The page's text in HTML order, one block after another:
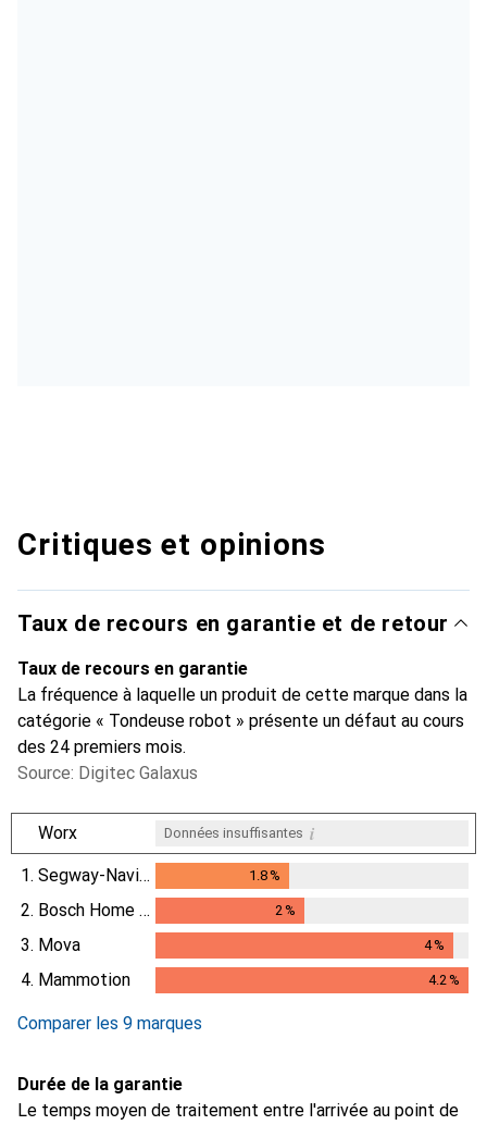
Critiques et opinions
Taux de recours en garantie et de retour
Taux de recours en garantie
La fréquence à laquelle un produit de cette marque dans la
catégorie « Tondeuse robot » présente un défaut au cours
des 24 premiers mois.
Source: Digitec Galaxus
Worx Données insuffisantes i
1. Segway-Navimow 1.8%
2. Bosch Home & Garden 2%
3. Mova 4%
4%
4. Mammotion 4.2%
Comparer les 9 marques
Durée de la garantie
Le temps moyen de traitement entre l'arrivée au point de